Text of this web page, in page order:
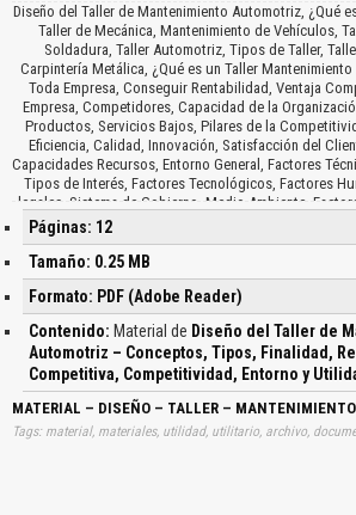
Diseño del Taller de Mantenimiento Automotriz, ¿Qué
Taller de Mecánica, Mantenimiento de Vehículos,
Soldadura, Taller Automotriz, Tipos de Taller,
Carpintería Metálica, ¿Qué es un Taller
Toda Empresa, Conseguir Rentabilidad, Ventaja
Empresa, Competidores, Capacidad de la
Productos, Servicios Bajos, Pilares de la
Eficiencia, Calidad, Innovación, Satisfacción del
Capacidades Recursos, Entorno General, Factores
Tipos de Interés, Factores Tecnológicos, Factores
legales, Sistema de Gobierno, Medio Ambiente,
Ecología, Competidores Potenciales Proveedores,
Industrial, Rivalidad entre los Competidores,
Páginas: 12
Tamaño: 0.25 MB
Formato: PDF (Adobe Reader)
Contenido: Material de Diseño del Taller de
Automotriz – Conceptos, Tipos, Finalidad,
Competitiva, Competitividad, Entorno y
MATERIAL – DISEÑO – TALLER –